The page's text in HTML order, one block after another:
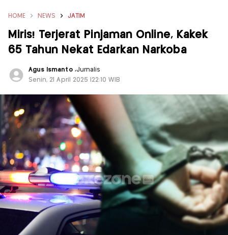
HOME NEWS JATIM
Miris! Terjerat Pinjaman Online, Kakek
65 Tahun Nekat Edarkan Narkoba
Agus Ismanto ,Jurnalis
Senin, 21 April 2025 |22:10 WIB